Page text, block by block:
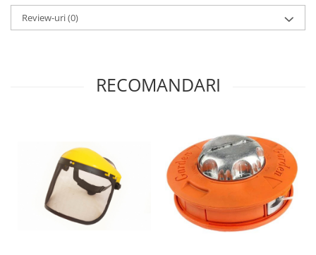
Unelte altoit
Unelte manuale de gradina -
Masini de maturat manuale
Aragaze, plite, piese butelii de
Accesorii aragaze & butelii
Review-uri(0)
RECOMANDARI